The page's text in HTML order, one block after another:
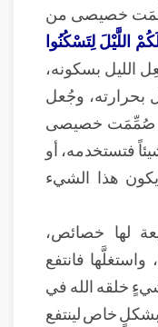
صُمِّمَت خصيصى من
اللَّيْلَ لِتَسْكُنُوا
الليل بسكونه،
بحرارته، وجُعل
صُمِّمَت خصيصى
فتستخدمه، أو
يكون هذا الشيء
لها خصائص،
فانتفع
شيءٍ خلقه الله في
خاص لينتفع